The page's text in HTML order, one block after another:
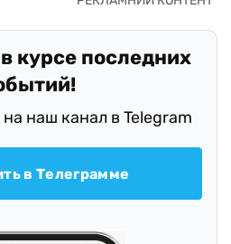
курсе последних
наш канал в Telegram
в Телеграмме